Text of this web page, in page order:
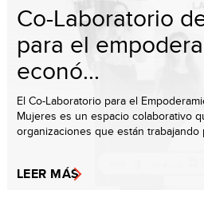
Co-Laboratorio
para el
econó...
El Co-Laboratorio para el
Mujeres es un espacio colaborativo
organizaciones que están trabajando
LEER MÁS